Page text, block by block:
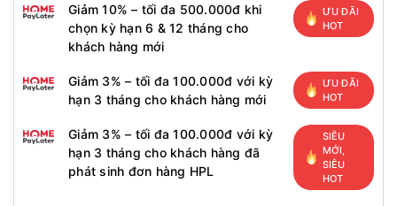
Giảm 10% – tối đa 500.000đ khi
chọn kỳ hạn 6 & 12 tháng cho
khách hàng mới
ƯU ĐÃI
HOT
Giảm 3% – tối đa 100.000đ với kỳ
hạn 3 tháng cho khách hàng mới
ƯU ĐÃI
HOT
Giảm 3% – tối đa 100.000đ với kỳ
hạn 3 tháng cho khách hàng đã
phát sinh đơn hàng HPL
SIÊU
MỚI,
SIÊU
HOT